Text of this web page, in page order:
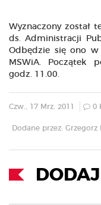
Wyznaczony został
ds. Administracji
Odbędzie się ono
MSWiA. Początek
godz. 11.00.
Czw., 17 Mrz. 2011 0
Dodane przez: Grzegorz